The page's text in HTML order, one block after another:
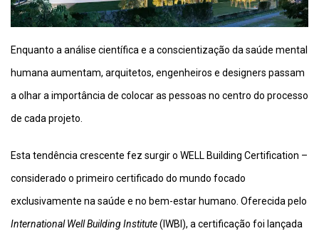
Enquanto a análise científica e a conscientização da saúde mental
humana aumentam, arquitetos, engenheiros e designers passam
a olhar a importância de colocar as pessoas no centro do processo
de cada projeto.
Esta tendência crescente fez surgir o WELL Building Certification –
considerado o primeiro certificado do mundo focado
exclusivamente na saúde e no bem-estar humano. Oferecida pelo
International Well Building Institute(IWBI), a certificação foi lançada